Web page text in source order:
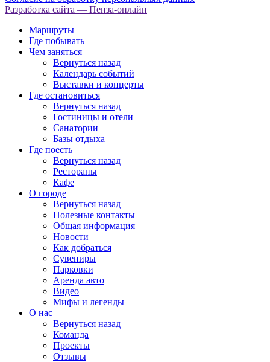
Разработка сайта — Пенза-онлайн
Маршруты
Где побывать
Чем заняться
Вернуться назад
Календарь событий
Выставки и концерты
Где остановиться
Вернуться назад
Гостиницы и отели
Санатории
Базы отдыха
Где поесть
Вернуться назад
Рестораны
Кафе
О городе
Вернуться назад
Полезные контакты
Общая информация
Новости
Как добраться
Сувениры
Парковки
Аренда авто
Видео
Мифы и легенды
О нас
Вернуться назад
Команда
Проекты
Отзывы